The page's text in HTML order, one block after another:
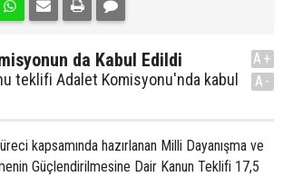
da Kabul Edildi
teklifi Adalet Komisyonu'nda kabul
A+
A-
kapsamında hazırlanan Milli Dayanışma ve
Güçlendirilmesine Dair Kanun Teklifi 17,5